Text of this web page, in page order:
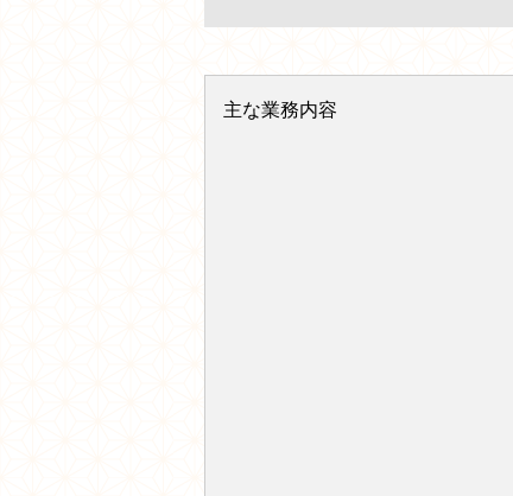
主な業務内容